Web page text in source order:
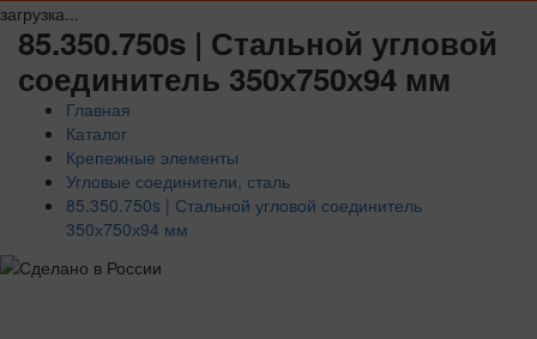
загрузка...
85.350.750s | Стальной угловой
соединитель 350х750х94 мм
Главная
Каталог
Крепежные элементы
Угловые соединители, сталь
85.350.750s | Стальной угловой соединитель
350х750х94 мм